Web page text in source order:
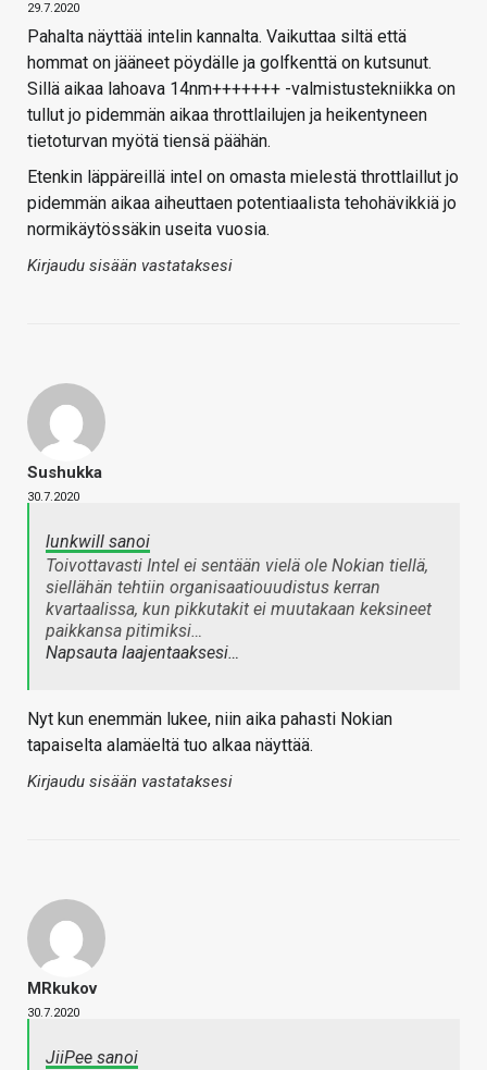
29.7.2020
Pahalta näyttää intelin kannalta. Vaikuttaa siltä että
hommat on jääneet pöydälle ja golfkenttä on kutsunut.
Sillä aikaa lahoava 14nm+++++++ -valmistustekniikka on
tullut jo pidemmän aikaa throttlailujen ja heikentyneen
tietoturvan myötä tiensä päähän.
Etenkin läppäreillä intel on omasta mielestä throttlaillut jo
pidemmän aikaa aiheuttaen potentiaalista tehohävikkiä jo
normikäytössäkin useita vuosia.
Kirjaudu sisään vastataksesi
Sushukka
30.7.2020
lunkwill sanoi
Toivottavasti Intel ei sentään vielä ole Nokian tiellä,
siellähän tehtiin organisaatiouudistus kerran
kvartaalissa, kun pikkutakit ei muutakaan keksineet
paikkansa pitimiksi…
Napsauta laajentaaksesi…
Nyt kun enemmän lukee, niin aika pahasti Nokian
tapaiselta alamäeltä tuo alkaa näyttää.
Kirjaudu sisään vastataksesi
MRkukov
30.7.2020
JiiPee sanoi